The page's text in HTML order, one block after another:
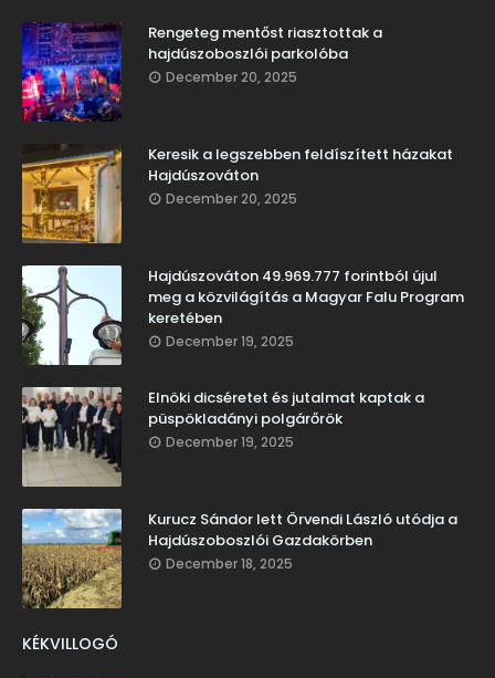
Rengeteg mentőst riasztottak a
hajdúszoboszlói parkolóba
December 20, 2025
Keresik a legszebben feldíszített házakat
Hajdúszováton
December 20, 2025
Hajdúszováton 49.969.777 forintból újul
meg a közvilágítás a Magyar Falu Program
keretében
December 19, 2025
Elnöki dicséretet és jutalmat kaptak a
püspökladányi polgárőrök
December 19, 2025
Kurucz Sándor lett Örvendi László utódja a
Hajdúszoboszlói Gazdakörben
December 18, 2025
KÉKVILLOGÓ